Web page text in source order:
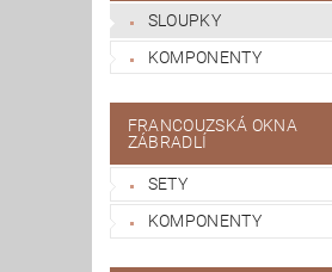
SLOUPKY
KOMPONENTY
FRANCOUZSKÁ OKNA
ZÁBRADLÍ
SETY
KOMPONENTY